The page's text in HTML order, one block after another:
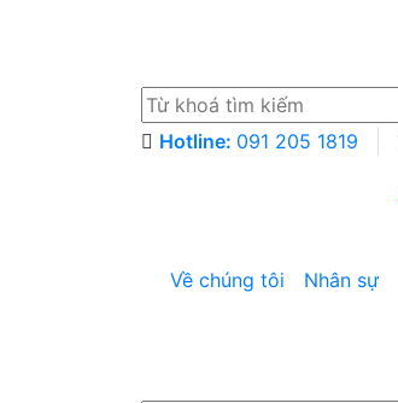
Hotline: 091 205 1819
Về chúng tôi Nhân sự